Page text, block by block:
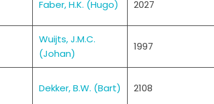
Faber, H.K. (Hugo) 2027
Wuijts, J.M.C.
(Johan)
1997
Dekker, B.W. (Bart) 2108